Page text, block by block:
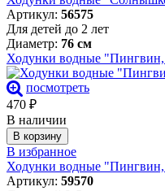
Артикул: 56575
Для детей до 2 лет
Диаметр: 76 см
Ходунки водные "Пингвин,
посмотреть
470 ₽
В наличии
В корзину
В избранное
Ходунки водные "Пингвин,
Артикул: 59570